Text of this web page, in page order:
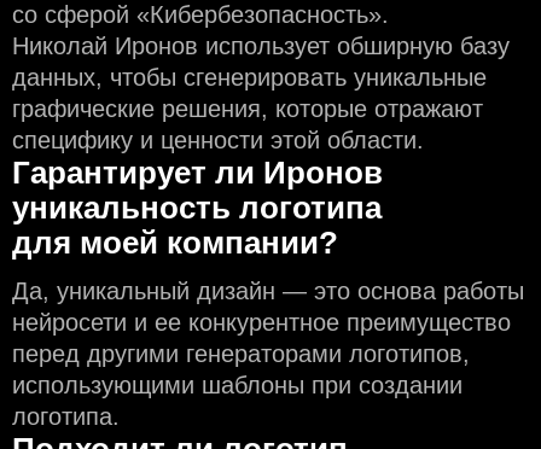
со сферой «Кибербезопасность».
Николай Иронов использует обширную базу
данных, чтобы сгенерировать уникальные
графические решения, которые отражают
специфику и ценности этой области.
Гарантирует ли Иронов
уникальность логотипа
для моей компании?
Да, уникальный дизайн — это основа работы
нейросети и еe конкурентное преимущество
перед другими генераторами логотипов,
использующими шаблоны при создании
логотипа.